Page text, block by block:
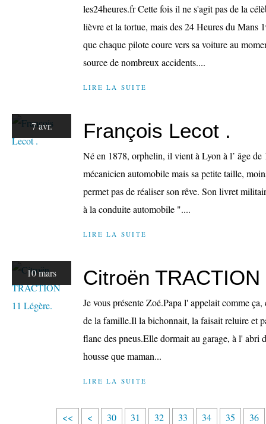
les24heures.fr Cette fois il ne s'agit pas de la
lièvre et la tortue, mais des 24 Heures du Mans
que chaque pilote coure vers sa voiture au
source de nombreux accidents....
LIRE LA SUITE
7 avr. François Lecot .
Né en 1878, orphelin, il vient à Lyon à l’ âge de
mécanicien automobile mais sa petite taille,
permet pas de réaliser son rêve. Son livret
à la conduite automobile "....
LIRE LA SUITE
10 mars Citroën TRACTION
Je vous présente Zoé.Papa l' appelait comme
de la famille.Il la bichonnait, la faisait reluire et
flanc des pneus.Elle dormait au garage, à l' abri
housse que maman...
LIRE LA SUITE
<< <
1
2
30 31 32 33 34 35 36